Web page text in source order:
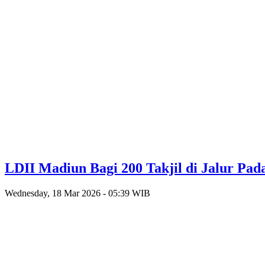
LDII Madiun Bagi 200 Takjil di Jalur
Wednesday, 18 Mar 2026 - 05:39 WIB